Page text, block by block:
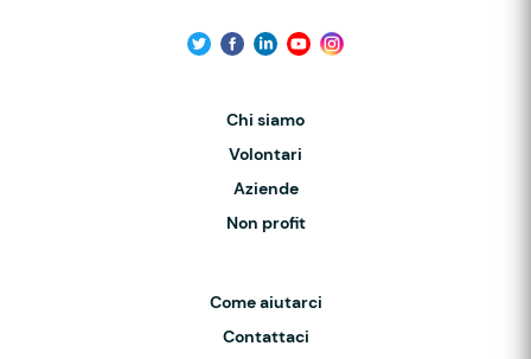
Chi siamo
Volontari
Aziende
Non profit
Come aiutarci
Contattaci